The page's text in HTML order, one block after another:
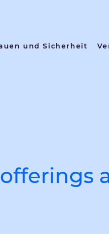
und Sicherheit